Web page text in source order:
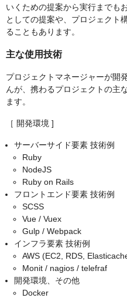
いくための提案から実行までも
としての提案や、プロジェクト
ることもあります。
主な使用技術
プロジェクトマネージャーが開
んが、携わるプロジェクトの主
ます。
［ 開発環境 ]
サーバーサイド要素 技術例
Ruby
NodeJS
Ruby on Rails
フロントエンド要素 技術例
SCSS
Vue / Vuex
Gulp / Webpack
インフラ要素 技術例
AWS (EC2, RDS,
Monit / nagios / telefraf
開発環境、その他
Docker